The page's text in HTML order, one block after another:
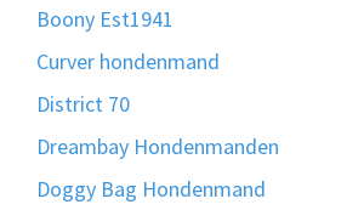
Boony Est1941
Curver hondenmand
District 70
Dreambay Hondenmanden
Doggy Bag Hondenmand